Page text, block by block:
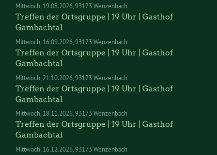
Mittwoch 19.08.2026 93173 Wenzenbach
Treffen der Ortsgruppe | 19 Uhr | Gasthof
Gambachtal
Mittwoch 16.09.2026 93173 Wenzenbach
Treffen der Ortsgruppe | 19 Uhr | Gasthof
Gambachtal
Mittwoch 21.10.2026 93173 Wenzenbach
Treffen der Ortsgruppe | 19 Uhr | Gasthof
Gambachtal
Mittwoch 18.11.2026 93173 Wenzenbach
Treffen der Ortsgruppe | 19 Uhr | Gasthof
Gambachtal
Mittwoch 16.12.2026 93173 Wenzenbach